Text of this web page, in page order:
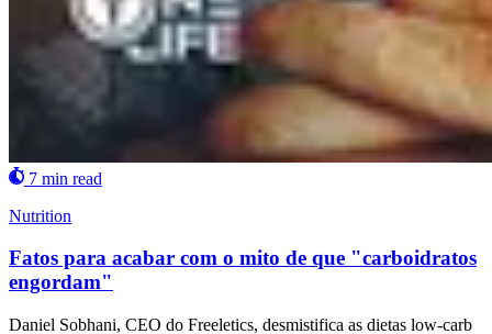
7 min read
Nutrition
Fatos para acabar com o mito de que "carboidratos
engordam"
Daniel Sobhani, CEO do Freeletics, desmistifica as dietas low-carb